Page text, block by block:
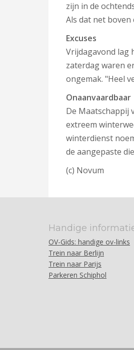
zijn in de
Als dat net
Excuses
Vrijdagavond lag
zaterdag waren
ongemak. "Heel
Onaanvaardbaar
De Maatschappij
extreem
winterdienst
de aangepaste
(c) Novum
Handige
OV-Gids: handige ov-links
Trein naar Berlijn
Trein naar Parijs
Parkeren Schiphol